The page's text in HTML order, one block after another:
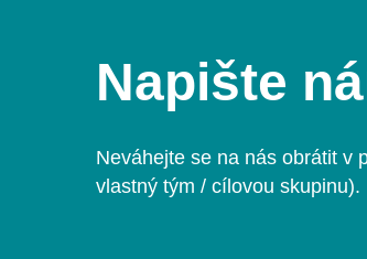
Napište
Neváhejte se na nás obrátit v
vlastný tým / cílovou skupinu).